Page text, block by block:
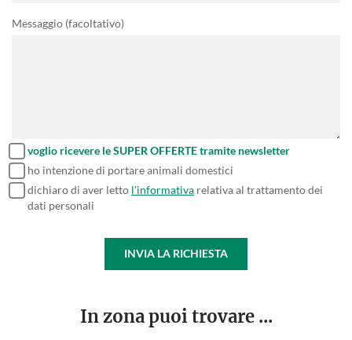
Messaggio (facoltativo)
voglio ricevere le SUPER OFFERTE tramite newsletter
ho intenzione di portare animali domestici
dichiaro di aver letto l'informativa relativa al trattamento dei
dati personali
INVIA LA RICHIESTA
In zona puoi trovare ...